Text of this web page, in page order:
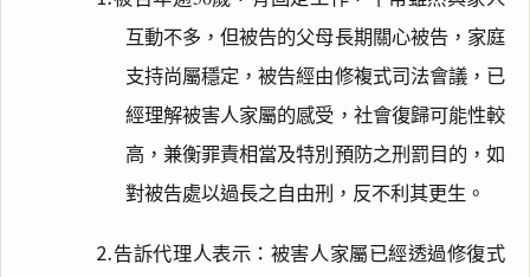
互動不多，但被告的父母長期關心被告，家庭
支持尚屬穩定，被告經由修複式司法會議，已
經理解被害人家屬的感受，社會復歸可能性較
高，兼衡罪責相當及特別預防之刑罰目的，如
對被告處以過長之自由刑，反不利其更生。
⒉告訴代理人表示：被害人家屬已經透過修復式